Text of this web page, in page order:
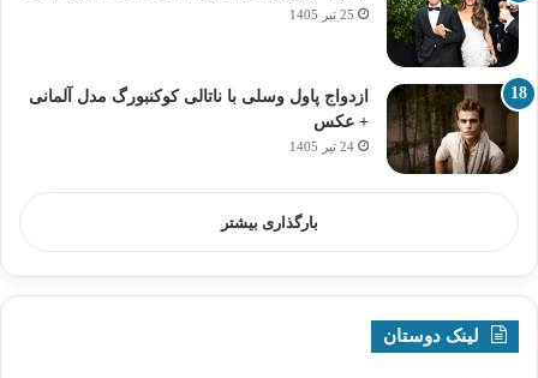
25 تیر 1405
ازدواج پاول وسلی با ناتالی کوکنبورگ مدل آلمانی
+ عکس
24 تیر 1405
بارگذاری بیشتر
لینک دوستان